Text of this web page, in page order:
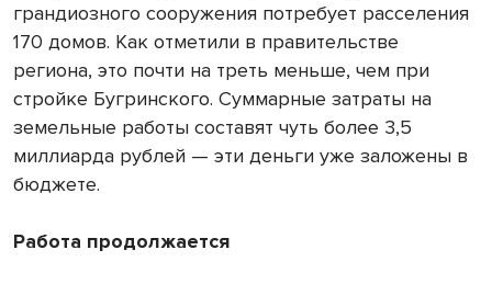
грандиозного сооружения потребует расселения
170 домов. Как отметили в правительстве
региона, это почти на треть меньше, чем при
стройке Бугринского. Суммарные затраты на
земельные работы составят чуть более 3,5
миллиарда рублей — эти деньги уже заложены в
бюджете.
Работа продолжается